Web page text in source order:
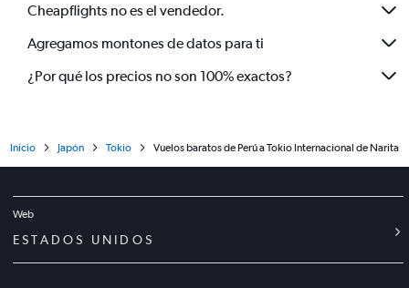
Cheapflights no es el vendedor.
Agregamos montones de datos para ti
¿Por qué los precios no son 100% exactos?
Inicio Japón Tokio Vuelos baratos de Perú a Tokio Internacional de Narita
Web
ESTADOS UNIDOS